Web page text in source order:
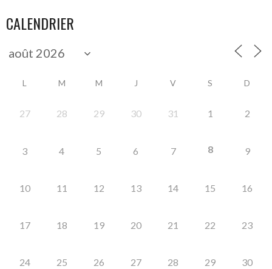
CALENDRIER
L M M J V S D
27 28 29 30 31 1 2
3 4 5 6 7 8 9
10 11 12 13 14 15 16
17 18 19 20 21 22 23
24 25 26 27 28 29 30